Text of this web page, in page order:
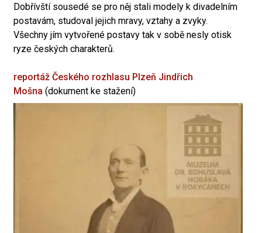
Dobřívští sousedé se pro něj stali modely k divadelním
postavám, studoval jejich mravy, vztahy a zvyky.
Všechny jím vytvořené postavy tak v sobě nesly otisk
ryze českých charakterů.
reportáž Českého rozhlasu Plzeň Jindřich
Mošna (dokument ke stažení)